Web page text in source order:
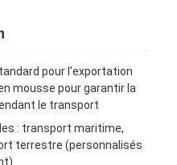
pour l'exportation
mousse pour garantir la
le transport
: transport maritime,
terrestre (personnalisés